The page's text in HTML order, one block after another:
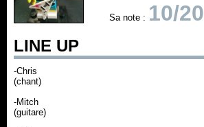
Sa note : 10/20
LINE UP
-Chris
(chant)
-Mitch
(guitare)